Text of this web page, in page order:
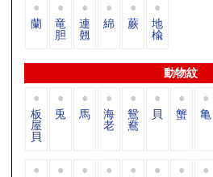
蘭 竜
胆
連
翹
綿 蕨 地
楡
動物紋
板
屋
貝
兎 馬 海
老
鴛
鴦
貝 蟹 亀